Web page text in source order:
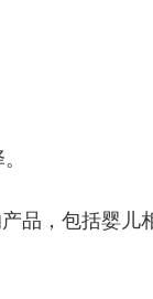
品，包括婴儿